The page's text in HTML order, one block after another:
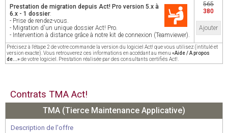
Prestation de migration depuis Act! Pro version 5.x à
6.x - 1 dossier:
- Prise de rendez-vous.
- Migration d'un unique dossier Act! Pro.
- Intervention à distance grâce à notre kit de connexion (Teamviewer).
565
380
Ajouter
Précisez à l'étape 2 de votre commande la version du logiciel Act! que vous utilisez (intitulé et
version exacte). Vous retrouverez ces informations en accédant au menu «Aide / A propos
de...»de votre logiciel. Prestation réalisée par des consultants certifiés Act!.
Contrats TMA Act!
TMA (Tierce Maintenance Applicative)
Description de l'offre